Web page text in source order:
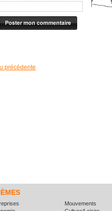
précédente
Mouvements